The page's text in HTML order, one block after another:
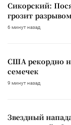
Сикорский:
грозит
6 минут назад
США рекордно
семечек
9 минут назад
Звездный